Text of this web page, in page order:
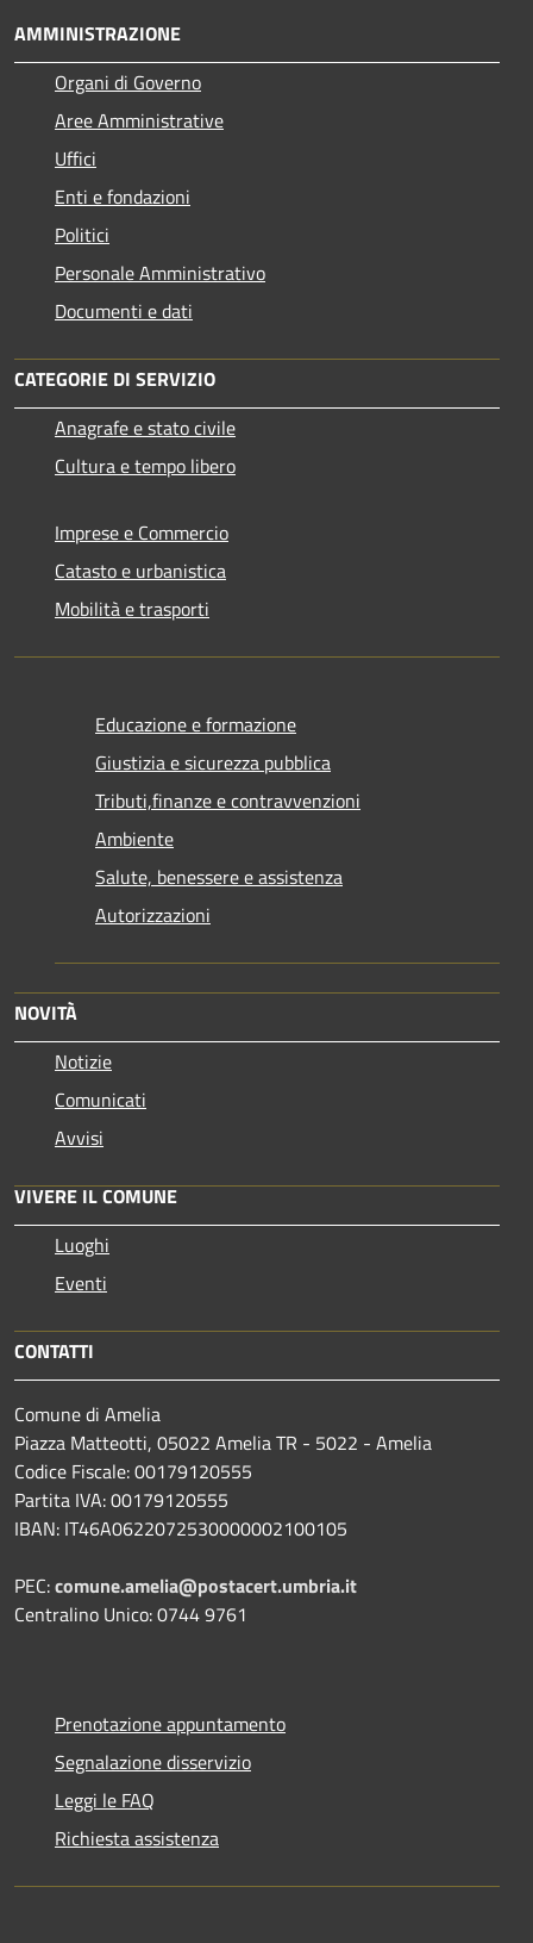
AMMINISTRAZIONE
Organi di Governo
Aree Amministrative
Uffici
Enti e fondazioni
Politici
Personale Amministrativo
Documenti e dati
CATEGORIE DI SERVIZIO
Anagrafe e stato civile
Cultura e tempo libero
Imprese e Commercio
Catasto e urbanistica
Mobilità e trasporti
Educazione e formazione
Giustizia e sicurezza pubblica
Tributi,finanze e contravvenzioni
Ambiente
Salute, benessere e assistenza
Autorizzazioni
NOVITÀ
Notizie
Comunicati
Avvisi
VIVERE IL COMUNE
Luoghi
Eventi
CONTATTI
Comune di Amelia
Piazza Matteotti, 05022 Amelia TR - 5022 - Amelia
Codice Fiscale: 00179120555
Partita IVA: 00179120555
IBAN: IT46A0622072530000002100105
PEC:comune.amelia@postacert.umbria.it
Centralino Unico: 0744 9761
Prenotazione appuntamento
Segnalazione disservizio
Leggi le FAQ
Richiesta assistenza